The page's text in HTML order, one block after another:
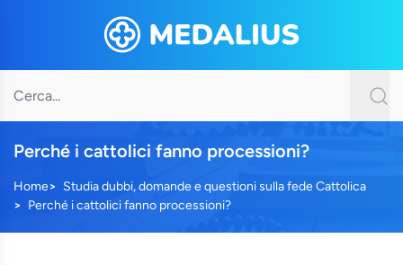
Perché i cattolici fanno processioni?
Home
Studia dubbi, domande e questioni sulla fede Cattolica
Perché i cattolici fanno processioni?